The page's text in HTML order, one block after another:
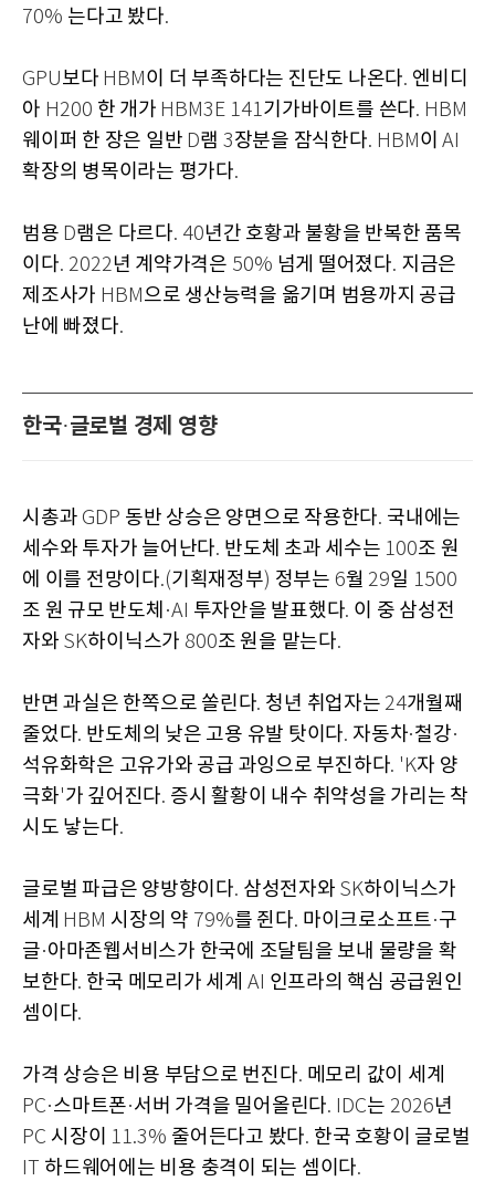
70% 는다고 봤다.
GPU보다 HBM이 더 부족하다는 진단도 나온다. 엔비디
아 H200 한 개가 HBM3E 141기가바이트를 쓴다. HBM
웨이퍼 한 장은 일반 D램 3장분을 잠식한다. HBM이 AI
확장의 병목이라는 평가다.
범용 D램은 다르다. 40년간 호황과 불황을 반복한 품목
이다. 2022년 계약가격은 50% 넘게 떨어졌다. 지금은
제조사가 HBM으로 생산능력을 옮기며 범용까지 공급
난에 빠졌다.
한국·글로벌 경제 영향
시총과 GDP 동반 상승은 양면으로 작용한다. 국내에는
세수와 투자가 늘어난다. 반도체 초과 세수는 100조 원
에 이를 전망이다.(기획재정부) 정부는 6월 29일 1500
조 원 규모 반도체 ·AI 투자안을 발표했다. 이 중 삼성전
자와 SK하이닉스가 800조 원을 맡는다.
반면 과실은 한쪽으로 쏠린다. 청년 취업자는 24개월째
줄었다. 반도체의 낮은 고용 유발 탓이다. 자동차·철강·
석유화학은 고유가와 공급 과잉으로 부진하다. 'K자 양
극화'가 깊어진다. 증시 활황이 내수 취약성을 가리는 착
시도 낳는다.
글로벌 파급은 양방향이다. 삼성전자와 SK하이닉스가
세계 HBM시장의 약 79%를 쥔다. 마이크로소프트·구
글·아마존웹서비스가 한국에 조달팀을 보내 물량을 확
보한다. 한국 메모리가 세계 AI 인프라의 핵심 공급원인
셈이다.
가격 상승은 비용 부담으로 번진다. 메모리 값이 세계
PC·스마트폰·서버 가격을 밀어올린다. IDC는 2026년
PC 시장이 11.3% 줄어든다고 봤다. 한국 호황이 글로벌
IT 하드웨어에는 비용 충격이 되는 셈이다.